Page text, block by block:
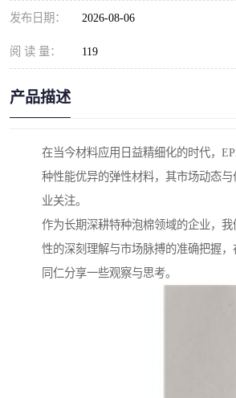
发布日期： 2026-08-06
阅 读 量： 119
产品描述
在当今材料应用日益精细化的时代，
种性能优异的弹性材料，其市场动态
业关注。
作为长期深耕特种泡棉领域的企业，
性的深刻理解与市场脉搏的准确把握
同仁分享一些观察与思考。